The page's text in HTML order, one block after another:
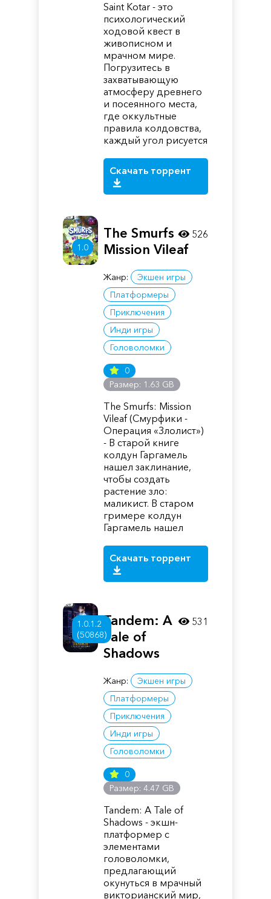
Saint Kotar - это
психологический
ходовой квест в
живописном и
мрачном мире.
Погрузитесь в
захватывающую
атмосферу древнего
и посеянного места,
где оккультные
правила колдовства,
каждый угол рисуется
Скачать торрент
1.0
The Smurfs -
Mission Vileaf
Жанр:
Экшен игры
Платформеры
Приключения
Инди игры
Головоломки
0
Размер: 1.63 GB
The Smurfs: Mission
Vileaf (Смурфики -
Операция «Злолист»)
- В старой книге
колдун Гаргамель
нашел заклинание,
чтобы создать
растение зло:
маликист. В старом
гримере колдун
Гаргамель нашел
Скачать торрент
526
1.0.1.2
(50868)
Tandem: A
Tale of
Shadows
Жанр:
Экшен игры
Платформеры
Приключения
Инди игры
Головоломки
0
Размер: 4.47 GB
Tandem: A Tale of
Shadows - экшн-
платформер с
элементами
головоломки,
предлагающий
окунуться в мрачный
викторианский мир,
531